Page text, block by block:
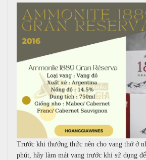
Trước khi thưởng thức nên cho vang thở ở
phút, hãy làm mát vang trước khi sử dụng